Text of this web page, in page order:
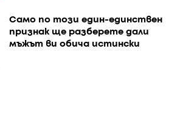
Само по този един-единствен
признак ще разберете дали
мъжът ви обича истински